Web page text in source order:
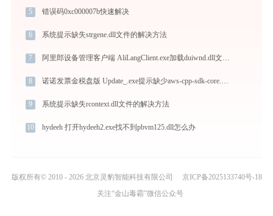
5 错误码0xc000007b快速解决
6 系统提示缺失strgene.dll文件的解决方法
7 阿里郎设备管理客户端 AliLangClient.exe加载duiwnd.dll文件丢失处理办法
8 诺诺发票金税盘版 Update_.exe提示缺少aws-cpp-sdk-core.dll文件的解决办法
9 系统提示缺失rcontext.dll文件的解决方法
10 hydeeh 打开hydeeh2.exe找不到pbvm125.dll怎么办
版权所有© 2010 - 2026 北京灵豹智能科技有限公司
京ICP备2025133740号-18
关注“金山毒霸”微信公众号